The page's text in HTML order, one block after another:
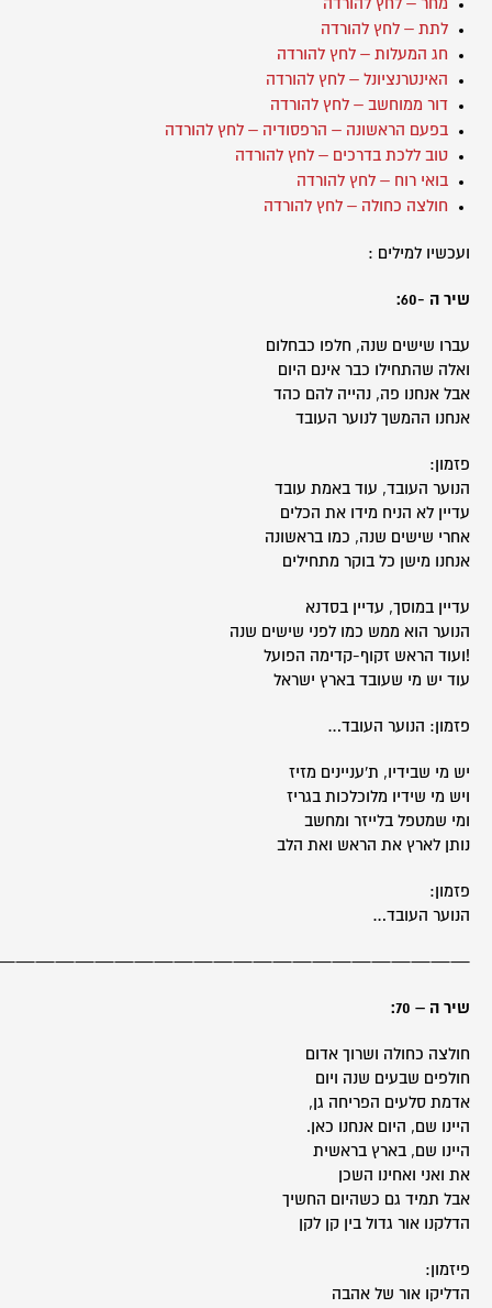
מחר – לחץ להורדה
לתת – לחץ להורדה
חג המעלות – לחץ להורדה
האינטרנציונל – לחץ להורדה
דור ממוחשב – לחץ להורדה
בפעם הראשונה – הרפסודיה – לחץ להורדה
טוב ללכת בדרכים – לחץ להורדה
בואי רוח – לחץ להורדה
חולצה כחולה – לחץ להורדה
ועכשיו למילים :
שיר ה -60:
עברו שישים שנה, חלפו כבחלום
ואלה שהתחילו כבר אינם היום
אבל אנחנו פה, נהייה להם כהד
אנחנו ההמשך לנוער העובד
פזמון:
הנוער העובד, עוד באמת עובד
עדיין לא הניח מידו את הכלים
אחרי שישים שנה, כמו בראשונה
אנחנו מישן כל בוקר מתחילים
עדיין במוסך, עדיין בסדנא
הנוער הוא ממש כמו לפני שישים שנה
!ועוד הראש זקוף-קדימה הפועל
עוד יש מי שעובד בארץ ישראל
פזמון: הנוער העובד…
יש מי שבידיו, ת'עניינים מזיז
ויש מי שידיו מלוכלכות בגריז
ומי שמטפל בלייזר ומחשב
נותן לארץ את הראש ואת הלב
פזמון:
הנוער העובד…
שיר ה – 70:
חולצה כחולה ושרוך אדום
חולפים שבעים שנה ויום
אדמת סלעים הפריחה גן,
היינו שם, היום אנחנו כאן.
היינו שם, בארץ בראשית
את ואני ואחינו השכן
אבל תמיד גם כשהיום החשיך
הדלקנו אור גדול בין קן לקן
פיזמון:
הדליקו אור של אהבה